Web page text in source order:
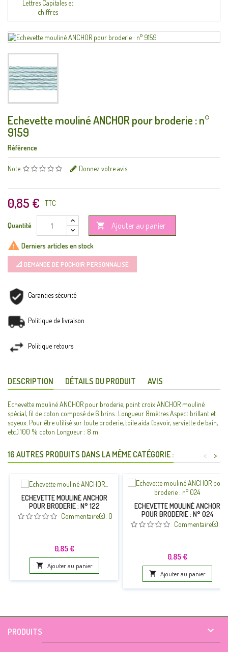
Echevette mouliné ANCHOR pour broderie : n°
9159
Référence
Note Donnez votre avis
0,85 € TTC
Quantité  Ajouter au panier
 Derniers articles en stock
📐 DEMANDE DE POCHOIR PERSONNALISÉ
Garanties sécurité
Politique de livraison
Politique retours
DESCRIPTION DÉTAILS DU PRODUIT AVIS
Echevette mouliné ANCHOR pour broderie, point croix ANCHOR mouliné
spécial, fil de coton composé de 6 brins.. Longueur 8mètres Aspect brillant et
soyeux. Pour être utilisé sur toute broderie, toile aida (bavoir, serviette de bain,
etc.) 100 % coton Longueur : 8 m
16 AUTRES PRODUITS DANS LA MÊME CATÉGORIE : >
<
ECHEVETTE MOULINÉ ANCHOR
POUR BRODERIE : N° 122
Commentaire(s): 0
Prix
0,85 €
 Ajouter au panier
ECHEVETTE MOULINÉ ANCHOR
POUR BRODERIE : N° 024
Commentaire(s):
Prix
0,85 €
 Ajouter au panier
PRODUITS 